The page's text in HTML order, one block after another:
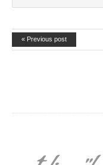
« Previous post